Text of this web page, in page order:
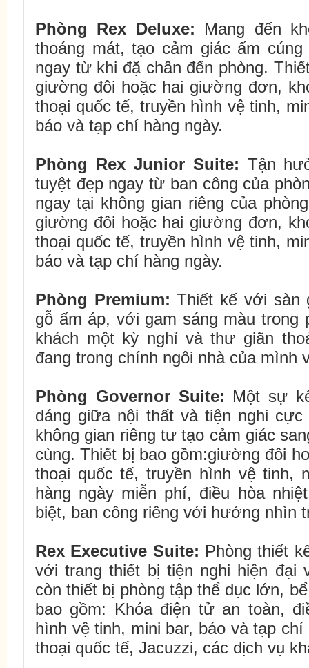
Phòng Rex Deluxe: Mang đến
thoáng mát, tạo cảm giác ấm
ngay từ khi đặ chân đến phòng.
giường đôi hoặc hai giường đơn,
thoại quốc tế, truyền hình vệ tinh,
báo và tạp chí hàng ngày.
Phòng Rex Junior Suite: Tận
tuyệt đẹp ngay từ ban công của
ngay tại không gian riêng của
giường đôi hoặc hai giường đơn,
thoại quốc tế, truyền hình vệ tinh,
báo và tạp chí hàng ngày.
Phòng Premium:Thiết kế với sàn
gỗ ấm áp, với gam sáng màu trong
khách một kỳ nghỉ và thư giãn
đang trong chính ngôi nhà của mình
Phòng Governor Suite: Một sự
dáng giữa nội thất và tiện nghi
không gian riêng tư tạo cảm giác
cùng. Thiết bị bao gồm:giường đôi
thoại quốc tế, truyền hình vệ tinh,
hàng ngày miễn phí, điều hòa
biệt, ban công riêng với hướng nhìn
Rex Executive Suite: Phòng thiết
với trang thiết bị tiện nghi hiện đại
còn thiết bị phòng tập thể dục lớn,
bao gồm: Khóa điện tử an toàn,
hình vệ tinh, mini bar, báo và tạp
thoại quốc tế, Jacuzzi, các dịch vụ